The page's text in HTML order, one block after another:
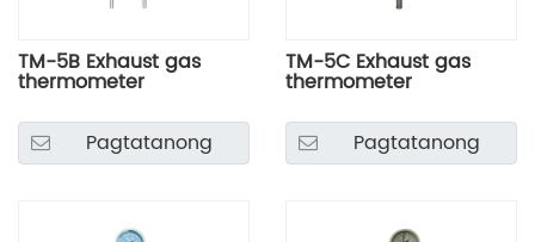
TM-5B Exhaust gas
thermometer
Pagtatanong
TM-5C Exhaust gas
thermometer
Pagtatanong